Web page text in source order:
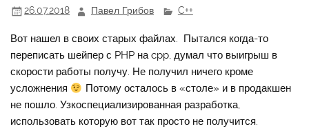
26.07.2018 Павел Грибов C++
Вот нашел в своих старых файлах. Пытался когда-то
переписать шейпер с PHP на cpp, думал что выигрыш в
скорости работы получу. Не получил ничего кроме
усложнения
Потому осталось в «столе» и в продакшен
не пошло. Узкоспециализированная разработка,
использовать которую вот так просто не получится.